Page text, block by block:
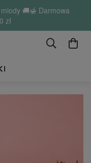
🚚🍯 Darmowa
zł